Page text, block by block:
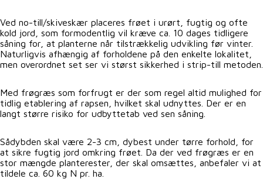
Ved no-till/skiveskær placeres frøet i urørt, fugtig og ofte
kold jord, som formodentlig vil kræve ca. 10 dages tidligere
såning for, at planterne når tilstrækkelig udvikling før vinter.
Naturligvis afhængig af forholdene på den enkelte lokalitet,
men overordnet set ser vi størst sikkerhed i strip-till metoden.
Med frøgræs som forfrugt er der som regel altid mulighed for
tidlig etablering af rapsen, hvilket skal udnyttes. Der er en
langt større risiko for udbyttetab ved sen såning.
Sådybden skal være 2-3 cm, dybest under tørre forhold, for
at sikre fugtig jord omkring frøet. Da der ved frøgræs er en
stor mængde planterester, der skal omsættes, anbefaler vi at
tildele ca. 60 kg N pr. ha.